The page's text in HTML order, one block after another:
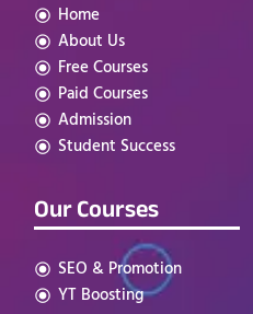
Home
About Us
Free Courses
Paid Courses
Admission
Student Success
Our Courses
SEO & Promotion
YT Boosting